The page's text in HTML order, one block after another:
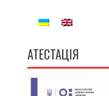
АТЕСТАЦІЯ